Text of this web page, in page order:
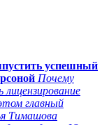
успешный
Почему
главный
Тимашова